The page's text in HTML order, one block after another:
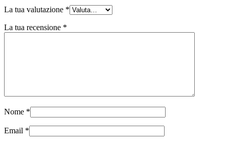
La tua valutazione *
La tua recensione *
Nome *
Email *